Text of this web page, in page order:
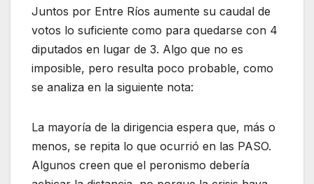
Juntos por Entre Ríos aumente su caudal de
votos lo suficiente como para quedarse con 4
diputados en lugar de 3. Algo que no es
imposible, pero resulta poco probable, como
se analiza en la siguiente nota:
La mayoría de la dirigencia espera que, más o
menos, se repita lo que ocurrió en las PASO.
Algunos creen que el peronismo debería